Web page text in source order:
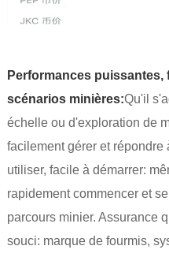
Performances puissantes,
scénarios minières:Qu'il
échelle ou d'exploration de
facilement gérer et
utiliser, facile à démarrer:
rapidement commencer et
parcours minier. Assurance
souci: marque de fourmis,